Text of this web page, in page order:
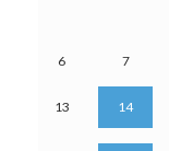
6 7
13 14